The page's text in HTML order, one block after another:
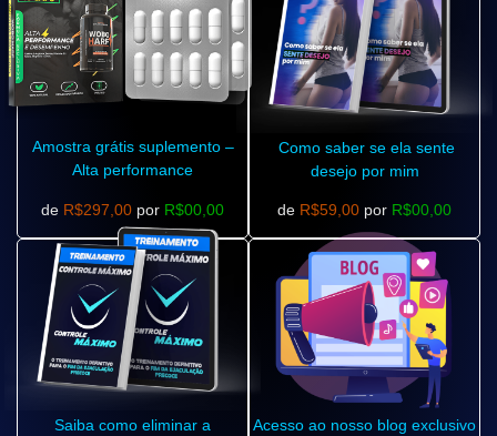
Amostra grátis suplemento –
Alta performance
de R$297,00 por R$00,00
Como saber se ela sente
desejo por mim
de R$59,00 por R$00,00
Saiba como eliminar a
Acesso ao nosso blog exclusivo